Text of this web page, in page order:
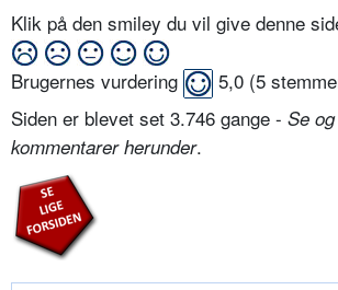
Klik på den smiley du vil give denne
Brugernes vurdering 5,0 (5
Siden er blevet set 3.746 gange - Se
kommentarer herunder.